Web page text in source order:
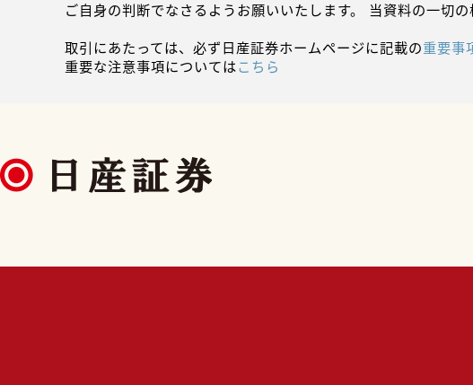
ご自身の判断でなさるようお願いいたします。 当資料の一切
取引にあたっては、必ず日産証券ホームページに記載の重要事
重要な注意事項についてはこちら